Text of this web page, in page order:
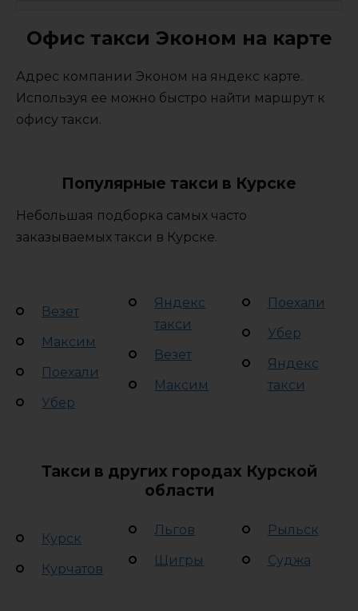
Офис такси Эконом на карте
Адрес компании Эконом на яндекс карте.
Используя ее можно быстро найти маршрут к
офису такси.
Популярные такси в Курске
Небольшая подборка самых часто
заказываемых такси в Курске.
Везет
Максим
Поехали
Убер
Яндекс
такси
Везет
Максим
Поехали
Убер
Яндекс
такси
Такси в других городах Курской
области
Курск
Курчатов
Льгов
Щигры
Рыльск
Суджа